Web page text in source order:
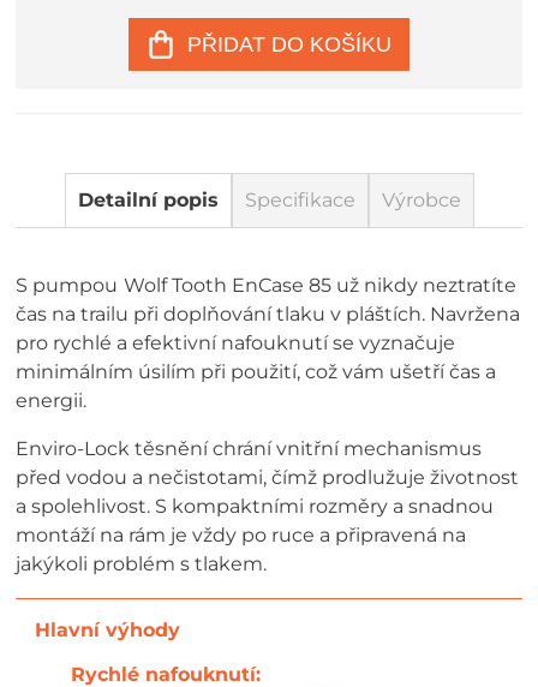
PŘIDAT DO KOŠÍKU
Detailní popis Specifikace Výrobce
S pumpou Wolf Tooth EnCase 85 už nikdy neztratíte
čas na trailu při doplňování tlaku v pláštích. Navržena
pro rychlé a efektivní nafouknutí se vyznačuje
minimálním úsilím při použití, což vám ušetří čas a
energii.
Enviro-Lock těsnění chrání vnitřní mechanismus
před vodou a nečistotami, čímž prodlužuje životnost
a spolehlivost. S kompaktními rozměry a snadnou
montáží na rám je vždy po ruce a připravená na
jakýkoli problém s tlakem.
Rychlé nafouknutí: